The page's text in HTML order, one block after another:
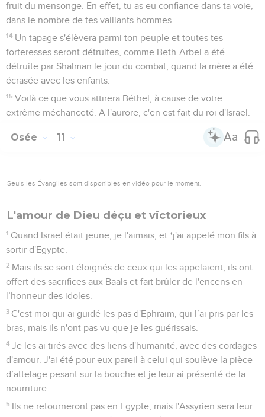
leurs statues.
3 Bientôt ils diront : « Nous n'avons pas de roi car nous
n'avons pas craint l'Eternel, et le roi, que pourrait-il faire pour
nous ? »
4 Ils parlent et ils parlent, ils font de faux serments, ils
concluent des alliances. Aussi, le jugement poussera comme
une plante vénéneuse dans les sillons des champs.
5 Les habitants de Samarie seront consternés au sujet des
veaux de Beth-Aven, le peuple mènera le deuil sur l'idole et
Elle sera transportée en Assyrie pour servir de cadeau au
l'écume à la surface de l’eau.
Les hauts lieux de Beth-Aven, où Israël a péché, seront
détruits, la ronce et le chardon pousseront sur leurs autels.
*Ils diront aux montagnes : « Couvrez-nous ! » et aux
collines : « Tombez sur nous ! »
Israël récoltera ce qu'il a semé
Depuis l’époque de Guibea tu as péché, Israël ! Ils en sont
restés là, et la guerre contre les méchants ne les atteindrait
pas à Guibea ?
contre eux, quand on les enchaînera pour leur double faute.